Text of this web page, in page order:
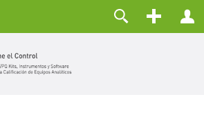
Contraseña